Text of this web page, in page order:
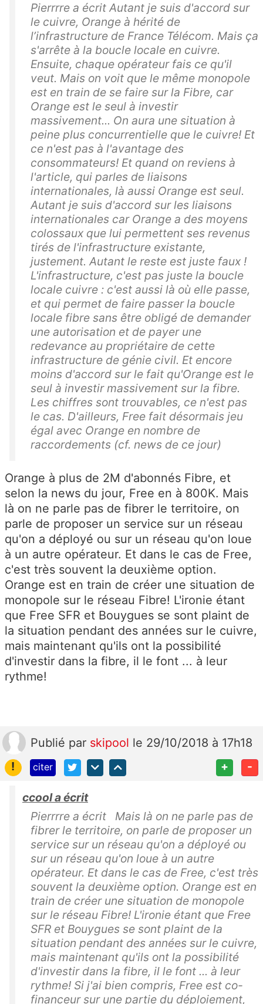
Pierrrre a écrit Autant je suis d'accord sur
le cuivre, Orange à hérité de
l’infrastructure de France Télécom. Mais ça
s'arrête à la boucle locale en cuivre.
Ensuite, chaque opérateur fais ce qu'il
veut. Mais on voit que le même monopole
est en train de se faire sur la Fibre, car
Orange est le seul à investir
massivement... On aura une situation à
peine plus concurrentielle que le cuivre! Et
ce n'est pas à l'avantage des
consommateurs! Et quand on reviens à
l'article, qui parles de liaisons
internationales, là aussi Orange est seul.
Autant je suis d'accord sur les liaisons
internationales car Orange a des moyens
colossaux que lui permettent ses revenus
tirés de l'infrastructure existante,
justement. Autant le reste est juste faux !
L'infrastructure, c'est pas juste la boucle
locale cuivre : c'est aussi là où elle passe,
et qui permet de faire passer la boucle
locale fibre sans être obligé de demander
une autorisation et de payer une
redevance au propriétaire de cette
infrastructure de génie civil. Et encore
moins d'accord sur le fait qu'Orange est le
seul à investir massivement sur la fibre.
Les chiffres sont trouvables, ce n'est pas
le cas. D'ailleurs, Free fait désormais jeu
égal avec Orange en nombre de
raccordements (cf. news de ce jour)
Orange à plus de 2M d'abonnés Fibre, et
selon la news du jour, Free en à 800K. Mais
là on ne parle pas de fibrer le territoire, on
parle de proposer un service sur un réseau
qu'on a déployé ou sur un réseau qu'on loue
à un autre opérateur. Et dans le cas de Free,
c'est très souvent la deuxième option.
Orange est en train de créer une situation de
monopole sur le réseau Fibre! L'ironie étant
que Free SFR et Bouygues se sont plaint de
la situation pendant des années sur le cuivre,
mais maintenant qu'ils ont la possibilité
d'investir dans la fibre, il le font ... à leur
rythme!
Publié par skipool le 29/10/2018 à 17h18
!
citer + -
ccool a écrit
Pierrrre a écrit Mais là on ne parle pas de
fibrer le territoire, on parle de proposer un
service sur un réseau qu'on a déployé ou
sur un réseau qu'on loue à un autre
opérateur. Et dans le cas de Free, c'est très
souvent la deuxième option. Orange est en
train de créer une situation de monopole
sur le réseau Fibre! L'ironie étant que Free
SFR et Bouygues se sont plaint de la
situation pendant des années sur le cuivre,
mais maintenant qu'ils ont la possibilité
d'investir dans la fibre, il le font ... à leur
rythme! Si j'ai bien compris, Free est co-
financeur sur une partie du déploiement,